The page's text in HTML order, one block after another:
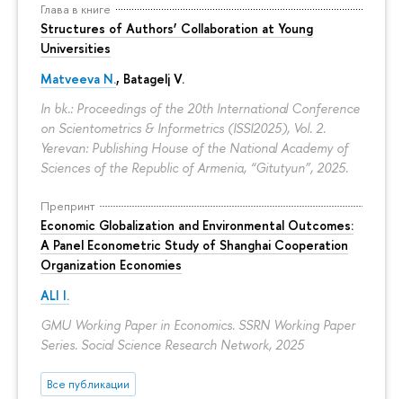
Глава в книге
Structures of Authors’ Collaboration at Young
Universities
Matveeva N., Batagelj V.
In bk.: Proceedings of the 20th International Conference
on Scientometrics & Informetrics (ISSI2025), Vol. 2.
Yerevan: Publishing House of the National Academy of
Sciences of the Republic of Armenia, “Gitutyun”, 2025.
Препринт
Economic Globalization and Environmental Outcomes:
A Panel Econometric Study of Shanghai Cooperation
Organization Economies
ALI I.
GMU Working Paper in Economics. SSRN Working Paper
Series. Social Science Research Network, 2025
Все публикации